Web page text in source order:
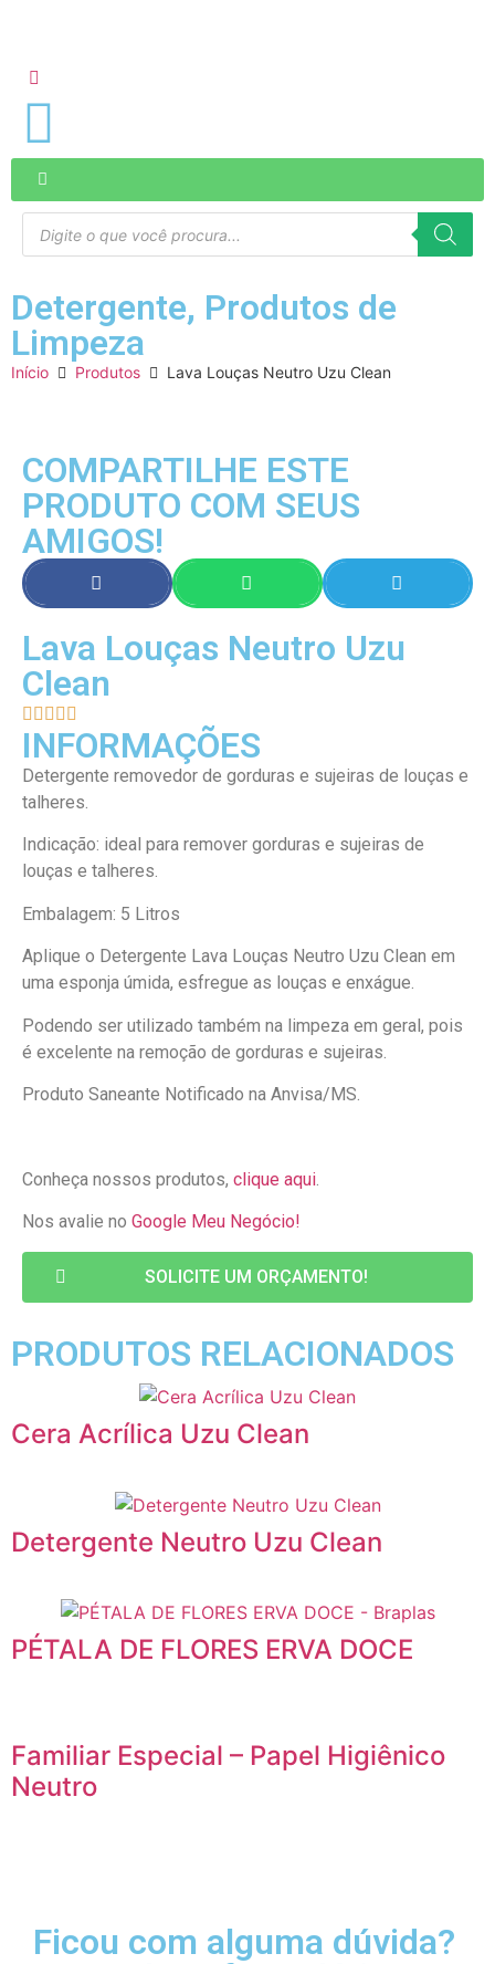
Detergente, Produtos de
Limpeza
Início Produtos Lava Louças Neutro Uzu Clean
COMPARTILHE ESTE
PRODUTO COM SEUS
AMIGOS!
Lava Louças Neutro Uzu
Clean
    
INFORMAÇÕES
Detergente removedor de gorduras e sujeiras de louças e
talheres.
Indicação: ideal para remover gorduras e sujeiras de
louças e talheres.
Embalagem: 5 Litros
Aplique o Detergente Lava Louças Neutro Uzu Clean em
uma esponja úmida, esfregue as louças e enxágue.
Podendo ser utilizado também na limpeza em geral, pois
é excelente na remoção de gorduras e sujeiras.
Produto Saneante Notificado na Anvisa/MS.
Conheça nossos produtos, clique aqui
Nos avalie no Google Meu Negócio!
SOLICITE UM ORÇAMENTO!
PRODUTOS RELACIONADOS
Cera Acrílica Uzu Clean
Detergente Neutro Uzu Clean
PÉTALA DE FLORES ERVA DOCE
Familiar Especial – Papel Higiênico
Neutro
Ficou com alguma dúvida?